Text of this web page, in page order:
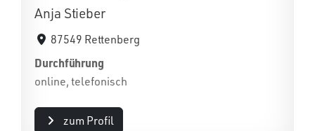
Anja Stieber
87549 Rettenberg
Durchführung
online, telefonisch
zum Profil